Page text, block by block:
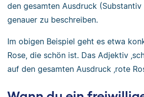
den gesamten Ausdruck
genauer zu beschreiben.
Im obigen Beispiel geht es etwa
Rose, die schön ist. Das Adjektiv
auf den gesamten Ausdruck ‚rote